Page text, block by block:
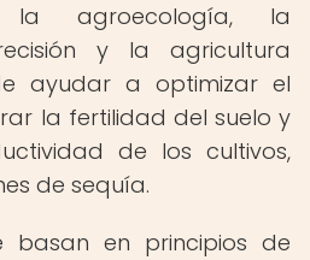
la agroecología, la
y la agricultura
ayudar a optimizar el
la fertilidad del suelo y
de los cultivos,
de sequía.
basan en principios de